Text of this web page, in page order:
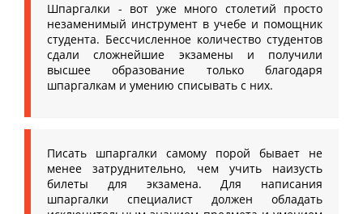
Шпаргалки - вот уже много столетий просто
незаменимый инструмент в учебе и помощник
студента. Бессчисленное количество студентов
сдали сложнейшие экзамены и получили
высшее образование только благодаря
шпаргалкам и умению списывать с них.
Писать шпаргалки самому порой бывает не
менее затруднительно, чем учить наизусть
билеты для экзамена. Для написания
шпаргалки специалист должен обладать